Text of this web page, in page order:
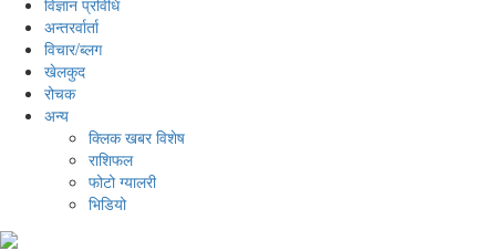
विज्ञान प्रविधि
अन्तरर्वार्ता
विचार/ब्लग
खेलकुद
रोचक
अन्य
क्लिक खबर विशेष
राशिफल
फोटो ग्यालरी
भिडियो